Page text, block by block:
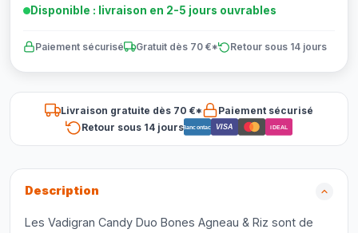
Disponible : livraison en 2-5 jours ouvrables
Paiement sécurisé Gratuit dès 70 €* Retour sous 14 jours
Livraison gratuite dès 70 €*
Paiement sécurisé
Retour sous 14 joursBancontact VISA iDEAL
Description
Les Vadigran Candy Duo Bones Agneau & Riz sont de